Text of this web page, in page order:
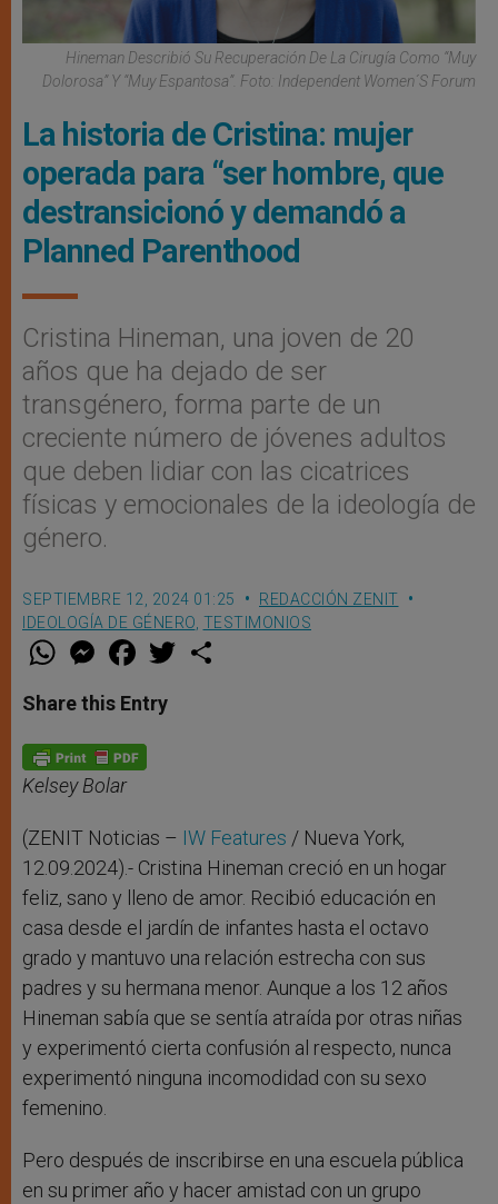
Hineman Describió Su Recuperación De La Cirugía Como “muy
Dolorosa” Y “muy Espantosa”. Foto: Independent Women´s Forum
La historia de Cristina: mujer
operada para “ser hombre, que
destransicionó y demandó a
Planned Parenthood
Cristina Hineman, una joven de 20
años que ha dejado de ser
transgénero, forma parte de un
creciente número de jóvenes adultos
que deben lidiar con las cicatrices
físicas y emocionales de la ideología de
género.
SEPTIEMBRE 12, 2024 01:25
REDACCIÓN ZENIT
IDEOLOGÍA DE GÉNERO TESTIMONIOS
W
t
s
p
p
M
e
s
e
g
e
r
F
a
e
b
o
k
w
Share this Entry
Kelsey Bolar
(ZENIT Noticias – IW Features / Nueva York,
12.09.2024).- Cristina Hineman creció en un hogar
feliz, sano y lleno de amor. Recibió educación en
casa desde el jardín de infantes hasta el octavo
grado y mantuvo una relación estrecha con sus
padres y su hermana menor. Aunque a los 12 años
Hineman sabía que se sentía atraída por otras niñas
y experimentó cierta confusión al respecto, nunca
experimentó ninguna incomodidad con su sexo
femenino.
Pero después de inscribirse en una escuela pública
en su primer año y hacer amistad con un grupo